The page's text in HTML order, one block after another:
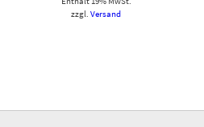
zzgl.Versand